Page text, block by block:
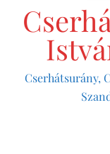
Cserhátsurány,